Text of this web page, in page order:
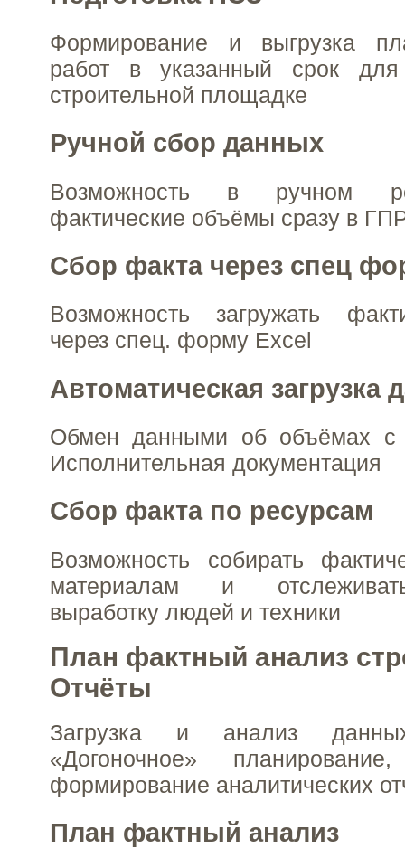
Формирование и выгрузка
работ в указанный срок
строительной площадке
Ручной сбор данных
Возможность в ручном
фактические объёмы сразу в
Сбор факта через спец
Возможность загружать
через спец. форму Excel
Автоматическая загрузка
Обмен данными об объёмах с
Исполнительная документация
Сбор факта по ресурсам
Возможность собирать
материалам и
выработку людей и техники
План фактный анализ
Отчёты
Загрузка и анализ
«Догоночное»
формирование аналитических
План фактный анализ